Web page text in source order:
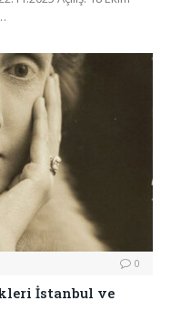
0
İstanbul ve